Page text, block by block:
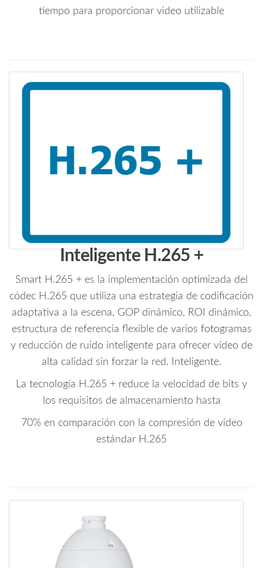
tiempo para proporcionar video utilizable
Inteligente H.265 +
Smart H.265 + es la implementación optimizada del
códec H.265 que utiliza una estrategia de codificación
adaptativa a la escena, GOP dinámico, ROI dinámico,
estructura de referencia flexible de varios fotogramas
y reducción de ruido inteligente para ofrecer vídeo de
alta calidad sin forzar la red. Inteligente.
La tecnología H.265 + reduce la velocidad de bits y
los requisitos de almacenamiento hasta
70% en comparación con la compresión de video
estándar H.265